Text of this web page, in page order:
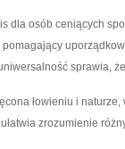
dla osób ceniących
pomagający
sprawia,
łowieniu i
zrozumienie